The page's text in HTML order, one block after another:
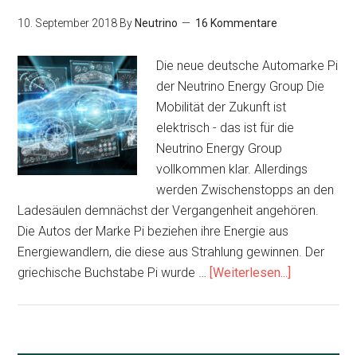
10. September 2018 ByNeutrino 16 Kommentare
Die neue deutsche Automarke Pi
der Neutrino Energy Group Die
Mobilität der Zukunft ist
elektrisch - das ist für die
Neutrino Energy Group
vollkommen klar. Allerdings
werden Zwischenstopps an den
Ladesäulen demnächst der Vergangenheit angehören.
Die Autos der Marke Pi beziehen ihre Energie aus
Energiewandlern, die diese aus Strahlung gewinnen. Der
griechische Buchstabe Pi wurde … [Weiterlesen...]